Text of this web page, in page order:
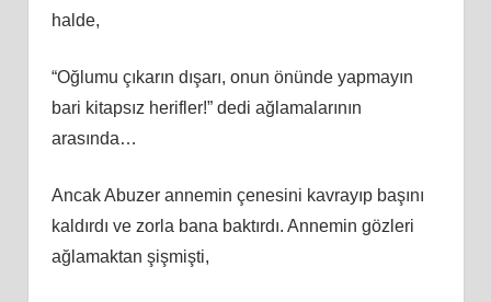
halde,
“Oğlumu çıkarın dışarı, onun önünde yapmayın
bari kitapsız herifler!” dedi ağlamalarının
arasında…
Ancak Abuzer annemin çenesini kavrayıp başını
kaldırdı ve zorla bana baktırdı. Annemin gözleri
ağlamaktan şişmişti,